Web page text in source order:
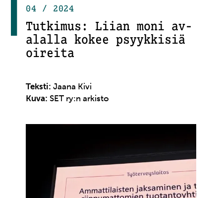
04 / 2024
Tutkimus: Liian moni av-
alalla kokee psyykkisiä
oireita
Teksti:Jaana Kivi
Kuva: SET ry:n arkisto